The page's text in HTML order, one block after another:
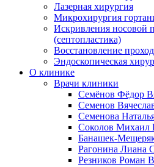
Лазерная хирургия
Микрохирургия
Искривления носовой
(септопластика)
Восстановление
Эндоскопическая
О клинике
Врачи клиники
Семёнов Фёдор
Семенов
Семенова
Соколов Михаил
Банашек-
Рагонина Лиана
Резников Роман